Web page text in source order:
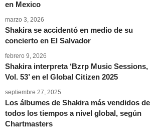
en Mexico
marzo 3, 2026
Shakira se accidentó en medio de su
concierto en El Salvador
febrero 9, 2026
Shakira interpreta ‘Bzrp Music Sessions,
Vol. 53’ en el Global Citizen 2025
septiembre 27, 2025
Los álbumes de Shakira más vendidos de
todos los tiempos a nivel global, según
Chartmasters